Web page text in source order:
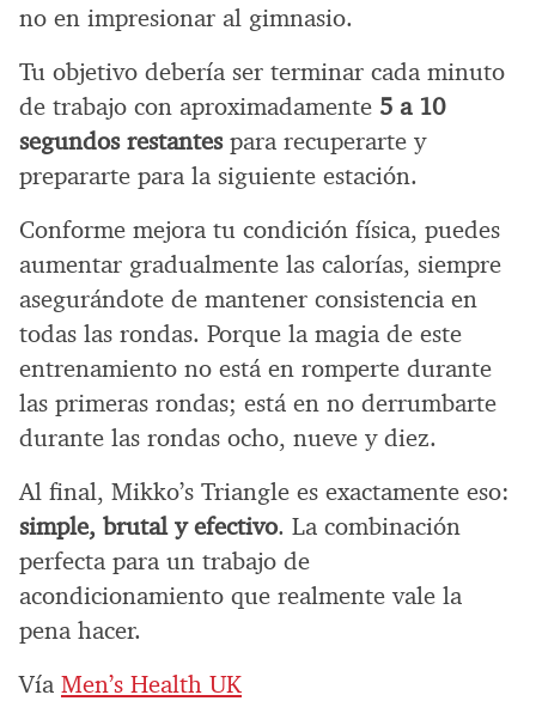
no en impresionar al gimnasio.
Tu objetivo debería ser terminar cada minuto
de trabajo con aproximadamente 5 a 10
segundos restantespara recuperarte y
prepararte para la siguiente estación.
Conforme mejora tu condición física, puedes
aumentar gradualmente las calorías, siempre
asegurándote de mantener consistencia en
todas las rondas. Porque la magia de este
entrenamiento no está en romperte durante
las primeras rondas; está en no derrumbarte
durante las rondas ocho, nueve y diez.
Al final, Mikko’s Triangle es exactamente eso:
simple, brutal y efectivo. La combinación
perfecta para un trabajo de
acondicionamiento que realmente vale la
pena hacer.
Vía Men’s Health UK